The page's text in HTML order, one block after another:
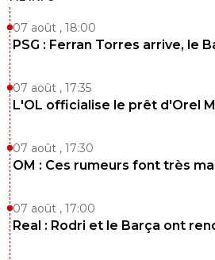
07 août , 18:00
PSG : Ferran Torres arrive, le
07 août , 17:35
L'OL officialise le prêt d'Orel
07 août , 17:30
OM : Ces rumeurs font très
07 août , 17:00
Real : Rodri et le Barça ont